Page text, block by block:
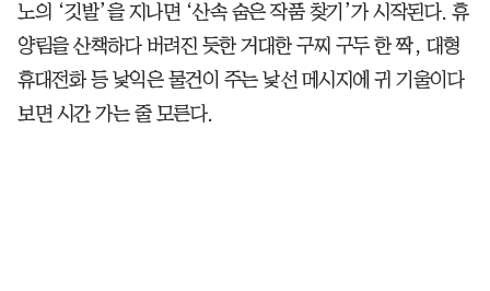
노의 ‘깃발’을 지나면 ‘산속 숨은 작품 찾기’가 시작된다. 휴
양림을 산책하다 버려진 듯한 거대한 구찌 구두 한 짝, 대형
휴대전화 등 낯익은 물건이 주는 낯선 메시지에 귀 기울이다
보면 시간 가는 줄 모른다.